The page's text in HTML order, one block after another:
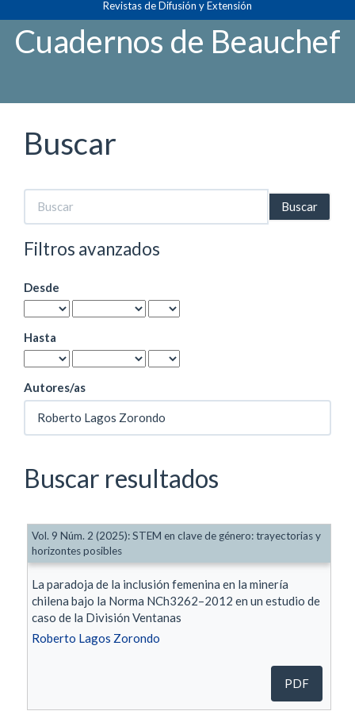
principal
Contenido
principal
Revistas de Difusión y Extensión
Cuadernos de Beauchef
Buscar
Buscar
artículos
por
Filtros avanzados
Desde
Hasta
Autores/as
Buscar resultados
La paradoja de la inclusión femenina en la minería
chilena bajo la Norma NCh3262–2012 en un estudio de
caso de la División Ventanas
Roberto Lagos Zorondo
Vol. 9 Núm. 2 (2025): STEM en clave de género: trayectorias y
horizontes posibles
PDF